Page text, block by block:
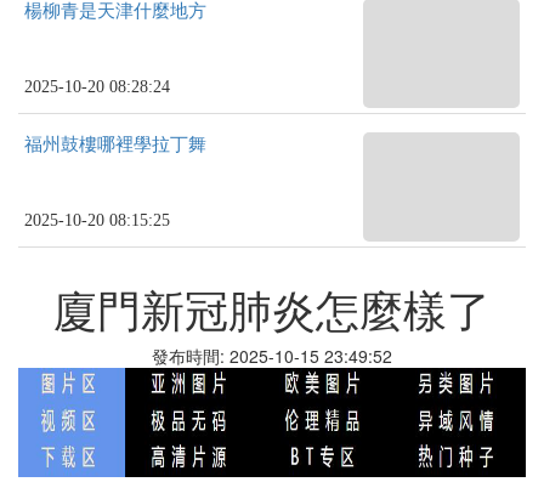
楊柳青是天津什麼地方
2025-10-20 08:28:24
福州鼓樓哪裡學拉丁舞
2025-10-20 08:15:25
廈門新冠肺炎怎麼樣了
發布時間: 2025-10-15 23:49:52